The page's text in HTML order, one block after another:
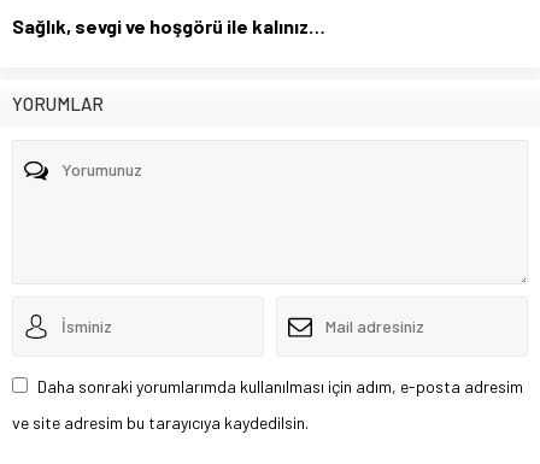
Sağlık, sevgi ve hoşgörü ile kalınız…
YORUMLAR
Daha sonraki yorumlarımda kullanılması için adım, e-posta adresim
ve site adresim bu tarayıcıya kaydedilsin.